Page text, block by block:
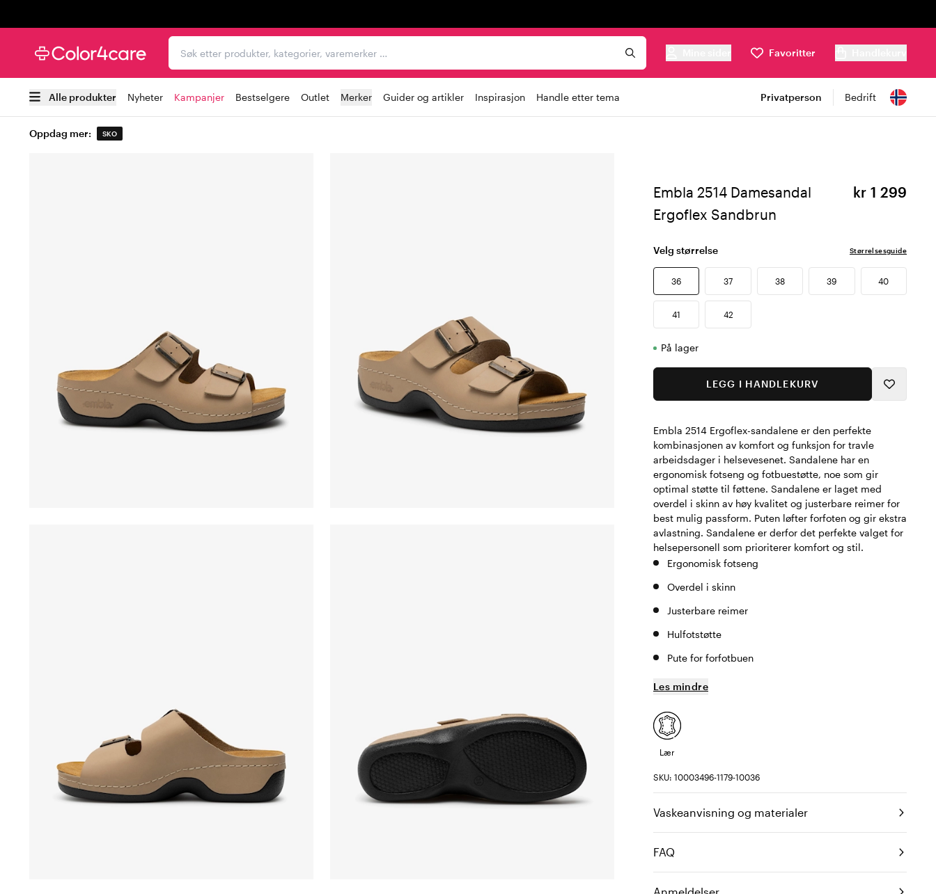
Søk etter produkter, kategorier, varemerker …
Favoritter
Alle produkter Nyheter Kampanjer Bestselgere Outlet Merker Guider og artikler Inspirasjon Handle etter tema Privatperson Bedrift
Oppdag mer: SKO
Embla 2514 Damesandal
Ergoflex Sandbrun
kr 1 299
Velg størrelse Størrelsesguide
36 37 38 39 40
41 42
På lager
LEGG I HANDLEKURV
Embla 2514 Ergoflex-sandalene er den perfekte
kombinasjonen av komfort og funksjon for travle
arbeidsdager i helsevesenet. Sandalene har en
ergonomisk fotseng og fotbuestøtte, noe som gir
optimal støtte til føttene. Sandalene er laget med
overdel i skinn av høy kvalitet og justerbare reimer for
best mulig passform. Puten løfter forfoten og gir ekstra
avlastning. Sandalene er derfor det perfekte valget for
helsepersonell som prioriterer komfort og stil.
Ergonomisk fotseng
Overdel i skinn
Justerbare reimer
Hulfotstøtte
Pute for forfotbuen
Les mindre
Lær
SKU: 10003496-1179-10036
Vaskeanvisning og materialer
FAQ